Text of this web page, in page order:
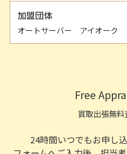
加盟団体
オートサーバー アイオーク
Free
買取出張無料
24時間いつでもお申し